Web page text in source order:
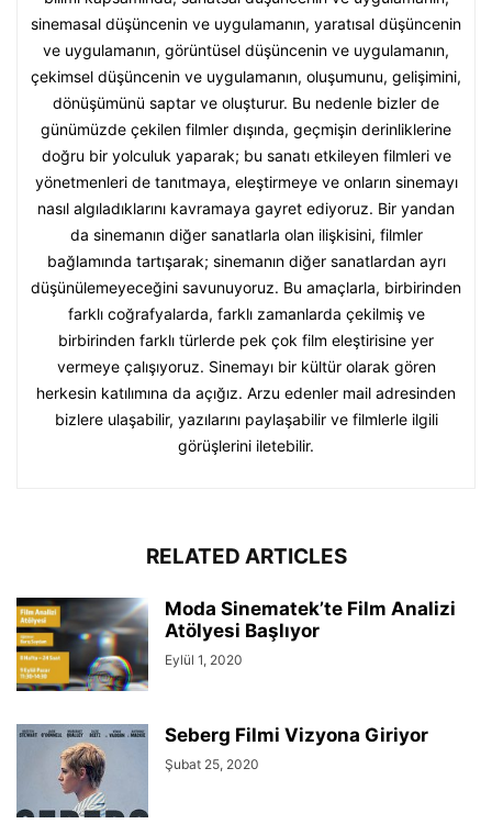
sinemasal düşüncenin ve uygulamanın, yaratısal düşüncenin
ve uygulamanın, görüntüsel düşüncenin ve uygulamanın,
çekimsel düşüncenin ve uygulamanın, oluşumunu, gelişimini,
dönüşümünü saptar ve oluşturur. Bu nedenle bizler de
günümüzde çekilen filmler dışında, geçmişin derinliklerine
doğru bir yolculuk yaparak; bu sanatı etkileyen filmleri ve
yönetmenleri de tanıtmaya, eleştirmeye ve onların sinemayı
nasıl algıladıklarını kavramaya gayret ediyoruz. Bir yandan
da sinemanın diğer sanatlarla olan ilişkisini, filmler
bağlamında tartışarak; sinemanın diğer sanatlardan ayrı
düşünülemeyeceğini savunuyoruz. Bu amaçlarla, birbirinden
farklı coğrafyalarda, farklı zamanlarda çekilmiş ve
birbirinden farklı türlerde pek çok film eleştirisine yer
vermeye çalışıyoruz. Sinemayı bir kültür olarak gören
herkesin katılımına da açığız. Arzu edenler mail adresinden
bizlere ulaşabilir, yazılarını paylaşabilir ve filmlerle ilgili
görüşlerini iletebilir.
RELATED ARTICLES
Moda Sinematek’te Film Analizi
Atölyesi Başlıyor
Eylül 1, 2020
Seberg Filmi Vizyona Giriyor
Şubat 25, 2020